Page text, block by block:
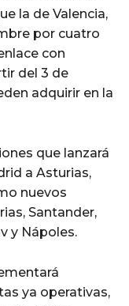
la de Valencia,
por cuatro
con
del 3 de
adquirir en la
que lanzará
a Asturias,
nuevos
Santander,
y Nápoles.
ya operativas,